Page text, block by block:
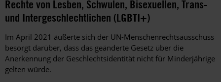
Rechte von Lesben, Schwulen, Bisexuellen, Trans-
und Intergeschlechtlichen (LGBTI+)
Im April 2021 äußerte sich der UN-Menschenrechtsausschuss
besorgt darüber, dass das geänderte Gesetz über die
Anerkennung der Geschlechtsidentität nicht für Minderjährige
gelten würde.